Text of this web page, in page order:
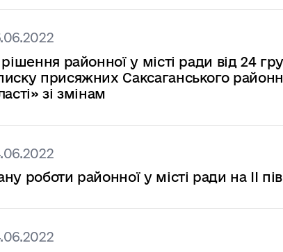
районної у місті ради від 24
присяжних Саксаганського
зі змінам
роботи районної у місті ради на ІІ